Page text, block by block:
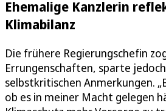
Ehemalige Kanzlerin
Klimabilanz
Die frühere Regierungschefin
Errungenschaften, sparte
selbstkritischen Anmerkungen.
ob es in meiner Macht gelegen